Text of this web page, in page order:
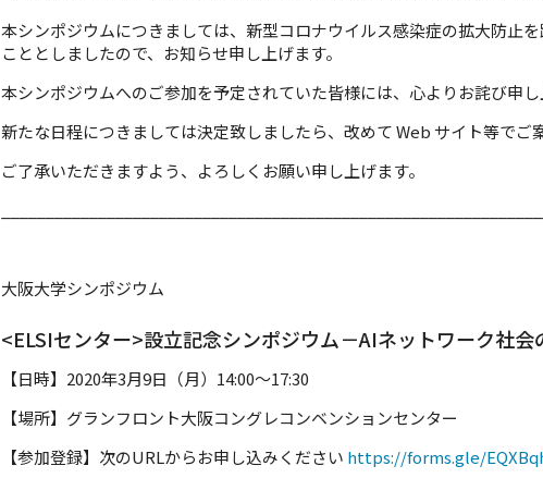
本シンポジウムにつきましては、新型コロナウイルス感染症の拡大防止
こととしましたので、お知らせ申し上げます。
本シンポジウムへのご参加を予定されていた皆様には、心よりお詫び申し
新たな日程につきましては決定致しましたら、改めてWeb サイト等でご
ご了承いただきますよう、よろしくお願い申し上げます。
大阪大学シンポジウム
<ELSIセンター>設立記念シンポジウム－AIネットワーク社
【日時】2020年3月9日（月）14:00～17:30
【場所】グランフロント大阪コングレコンベンションセンター
【参加登録】次のURLからお申し込みください https://forms.gle/